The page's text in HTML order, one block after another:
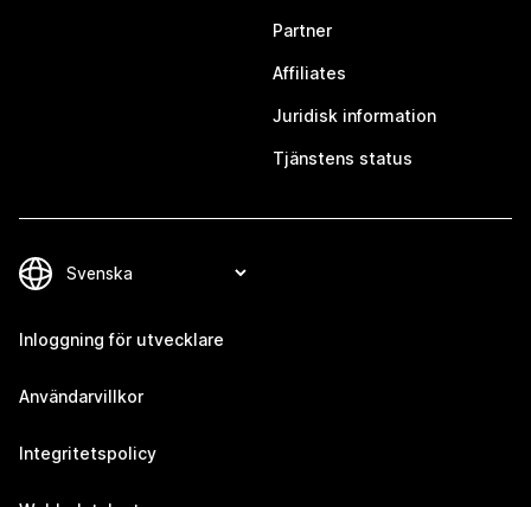
Partner
Affiliates
Juridisk information
Tjänstens status
Inloggning för utvecklare
Användarvillkor
Integritetspolicy